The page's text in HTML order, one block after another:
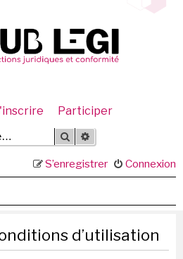
Participer
Rechercher
Connexion
S’enregistrer
d’utilisation